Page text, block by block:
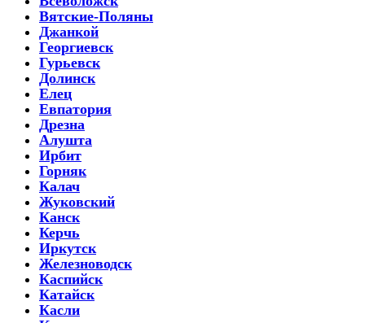
Вятские-Поляны
Джанкой
Георгиевск
Гурьевск
Долинск
Елец
Евпатория
Дрезна
Алушта
Ирбит
Горняк
Калач
Жуковский
Канск
Керчь
Иркутск
Железноводск
Каспийск
Катайск
Касли